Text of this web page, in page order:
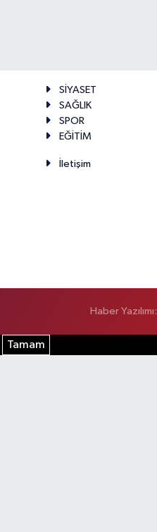
SİYASET
SAĞLIK
SPOR
EĞİTİM
İletişim
Haber Yazılımı:
Tamam